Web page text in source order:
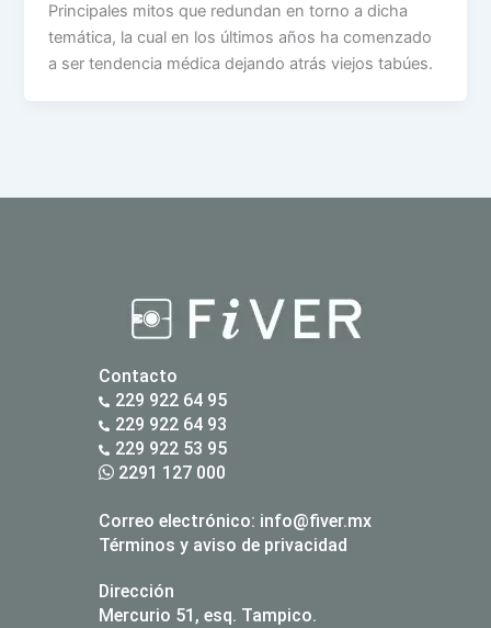
Principales mitos que redundan en torno a dicha
temática, la cual en los últimos años ha comenzado
a ser tendencia médica dejando atrás viejos tabúes.
Contacto
229 922 64 95
229 922 64 93
229 922 53 95
2291 127 000
Correo electrónico: info@fiver.mx
Términos y aviso de privacidad
Dirección
Mercurio 51, esq. Tampico.